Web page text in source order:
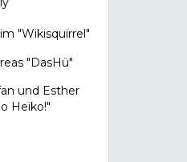
"Wikisquirrel"
"DasHü"
und Esther
Heiko!"